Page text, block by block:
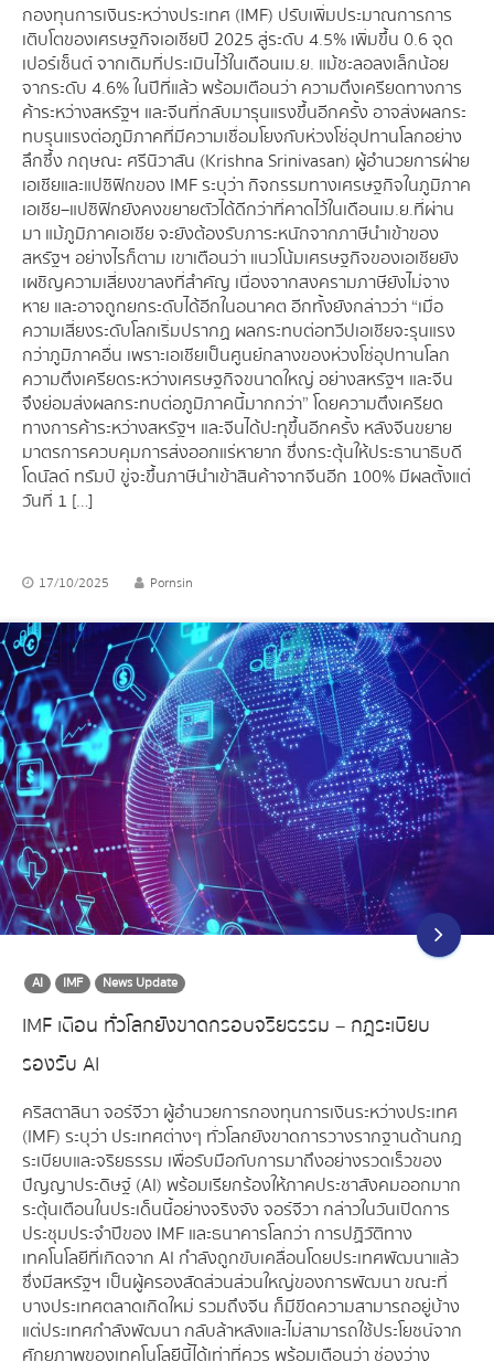
กองทุนการเงินระหว่างประเทศ (IMF) ปรับเพิ่มประมาณการการ
เติบโตของเศรษฐกิจเอเชียปี 2025 สู่ระดับ 4.5% เพิ่มขึ้น 0.6 จุด
เปอร์เซ็นต์ จากเดิมที่ประเมินไว้ในเดือนเม.ย. แม้ชะลอลงเล็กน้อย
จากระดับ 4.6% ในปีที่แล้ว พร้อมเตือนว่า ความตึงเครียดทางการ
ค้าระหว่างสหรัฐฯ และจีนที่กลับมารุนแรงขึ้นอีกครั้ง อาจส่งผลกระ
ทบรุนแรงต่อภูมิภาคที่มีความเชื่อมโยงกับห่วงโซ่อุปทานโลกอย่าง
ลึกซึ้ง กฤษณะ ศรีนิวาสัน (Krishna Srinivasan) ผู้อำนวยการฝ่าย
เอเชียและแปซิฟิกของ IMF ระบุว่า กิจกรรมทางเศรษฐกิจในภูมิภาค
เอเชีย–แปซิฟิกยังคงขยายตัวได้ดีกว่าที่คาดไว้ในเดือนเม.ย.ที่ผ่าน
มา แม้ภูมิภาคเอเชีย จะยังต้องรับภาระหนักจากภาษีนำเข้าของ
สหรัฐฯ อย่างไรก็ตาม เขาเตือนว่า แนวโน้มเศรษฐกิจของเอเชียยัง
เผชิญความเสี่ยงขาลงที่สำคัญ เนื่องจากสงครามภาษียังไม่จาง
หาย และอาจถูกยกระดับได้อีกในอนาคต อีกทั้งยังกล่าวว่า “เมื่อ
ความเสี่ยงระดับโลกเริ่มปรากฏ ผลกระทบต่อทวีปเอเชียจะรุนแรง
กว่าภูมิภาคอื่น เพราะเอเชียเป็นศูนย์กลางของห่วงโซ่อุปทานโลก
ความตึงเครียดระหว่างเศรษฐกิจขนาดใหญ่ อย่างสหรัฐฯ และจีน
จึงย่อมส่งผลกระทบต่อภูมิภาคนี้มากกว่า” โดยความตึงเครียด
ทางการค้าระหว่างสหรัฐฯ และจีนได้ปะทุขึ้นอีกครั้ง หลังจีนขยาย
มาตรการควบคุมการส่งออกแร่หายาก ซึ่งกระตุ้นให้ประธานาธิบดี
โดนัลด์ ทรัมป์ ขู่จะขึ้นภาษีนำเข้าสินค้าจากจีนอีก 100% มีผลตั้งแต่
วันที่ 1 […]
17/10/2025 Pornsin
AI IMF News Update
IMF เตือน ทั่วโลกยังขาดกรอบจริยธรรม – กฎระเบียบ
รองรับ AI
คริสตาลินา จอร์จีวา ผู้อำนวยการกองทุนการเงินระหว่างประเทศ
(IMF) ระบุว่า ประเทศต่างๆ ทั่วโลกยังขาดการวางรากฐานด้านกฎ
ระเบียบและจริยธรรม เพื่อรับมือกับการมาถึงอย่างรวดเร็วของ
ปัญญาประดิษฐ์ (AI) พร้อมเรียกร้องให้ภาคประชาสังคมออกมาก
ระตุ้นเตือนในประเด็นนี้อย่างจริงจัง จอร์จีวา กล่าวในวันเปิดการ
ประชุมประจำปีของ IMF และธนาคารโลกว่า การปฏิวัติทาง
เทคโนโลยีที่เกิดจาก AI กำลังถูกขับเคลื่อนโดยประเทศพัฒนาแล้ว
ซึ่งมีสหรัฐฯ เป็นผู้ครองสัดส่วนส่วนใหญ่ของการพัฒนา ขณะที่
บางประเทศตลาดเกิดใหม่ รวมถึงจีน ก็มีขีดความสามารถอยู่บ้าง
แต่ประเทศกำลังพัฒนา กลับล้าหลังและไม่สามารถใช้ประโยชน์จาก
ศักยภาพของเทคโนโลยีนี้ได้เท่าที่ควร พร้อมเตือนว่า ช่องว่าง